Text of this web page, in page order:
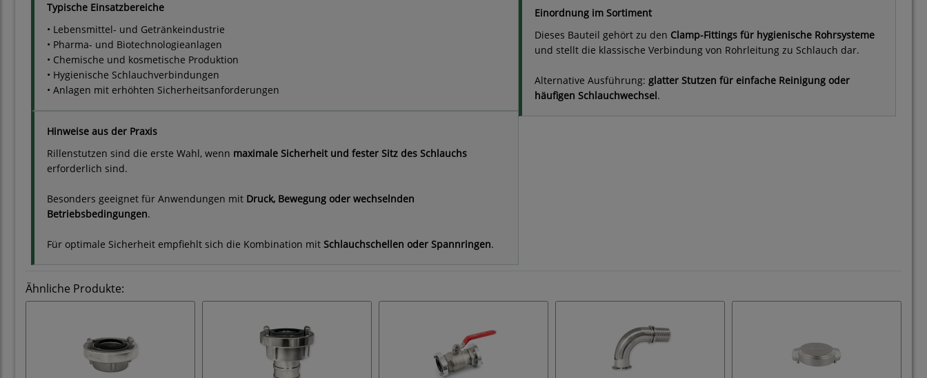
Typische Einsatzbereiche
• Lebensmittel- und Getränkeindustrie
• Pharma- und Biotechnologieanlagen
• Chemische und kosmetische Produktion
• Hygienische Schlauchverbindungen
• Anlagen mit erhöhten Sicherheitsanforderungen
Hinweise aus der Praxis
Rillenstutzen sind die erste Wahl, wenn maximale Sicherheit und fester Sitz des Schlauchs
erforderlich sind.
Besonders geeignet für Anwendungen mit Druck, Bewegung oder wechselnden
Betriebsbedingungen.
Für optimale Sicherheit empfiehlt sich die Kombination mit Schlauchschellen oder Spannringen.
Einordnung im Sortiment
Dieses Bauteil gehört zu den Clamp-Fittings für hygienische Rohrsysteme
und stellt die klassische Verbindung von Rohrleitung zu Schlauch dar.
Alternative Ausführung: glatter Stutzen für einfache Reinigung oder
häufigen Schlauchwechsel.
Ähnliche Produkte: